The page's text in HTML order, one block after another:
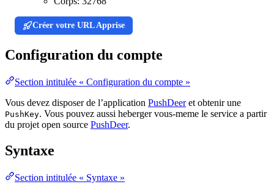
Créer votre URL Apprise
Configuration du compte
Section intitulée « Configuration du compte »
Vous devez disposer de l’application PushDeeret obtenir une
PushKey. Vous pouvez aussi heberger vous-meme le service a partir
du projet open source PushDeer.
Syntaxe
Section intitulée « Syntaxe »